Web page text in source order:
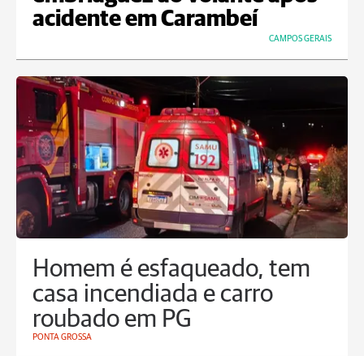
acidente em Carambeí
CAMPOS GERAIS
Homem é esfaqueado, tem
casa incendiada e carro
roubado em PG
PONTA GROSSA